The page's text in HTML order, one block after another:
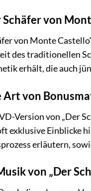
Schäfer von
von Monte
des traditionellen
erhält, die auch
Art von
Version von „Der
exklusive Einblicke
erläutern,
von „Der